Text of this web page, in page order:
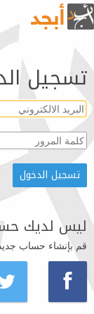
تسجيل
ليس لديك
قم بإنشاء حساب جديد